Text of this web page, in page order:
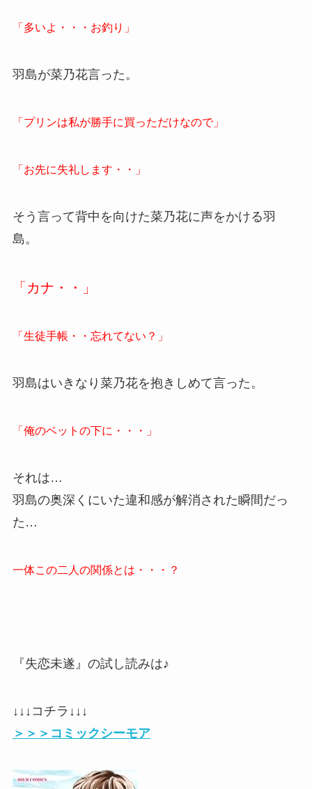
「多いよ・・・お釣り」
羽島が菜乃花言った。
「プリンは私が勝手に買っただけなので」
「お先に失礼します・・」
そう言って背中を向けた菜乃花に声をかける羽
島。
「カナ・・」
「生徒手帳・・忘れてない？」
羽島はいきなり菜乃花を抱きしめて言った。
「俺のベットの下に・・・」
それは…
羽島の奥深くにいた違和感が解消された瞬間だっ
た…
一体この二人の関係とは・・・？
『失恋未遂』の試し読みは♪
↓↓↓コチラ↓↓↓
＞＞＞コミックシーモア